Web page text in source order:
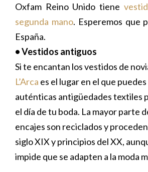
Oxfam Reino Unido tiene
segunda mano. Esperemos que
España.
• Vestidos antiguos
Si te encantan los vestidos de
L’Arca es el lugar en el que
auténticas antigüedades textiles
el día de tu boda. La mayor parte
encajes son reciclados y
siglo XIX y principios del XX,
impide que se adapten a la moda